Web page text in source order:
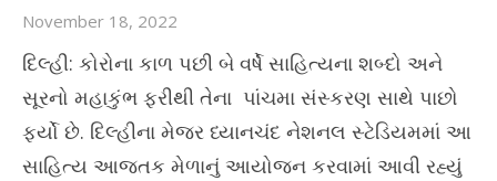
November 18, 2022
દિલ્હી: કોરોના કાળ પછી બે વર્ષે સાહિત્યના શબ્દો અને
સૂરનો મહાકુંભ ફરીથી તેના પાંચમા સંસ્કરણ સાથે પાછો
ફર્યો છે. દિલ્હીના મેજર ધ્યાનચંદ નેશનલ સ્ટેડિયમમાં આ
સાહિત્ય આજતક મેળાનું આયોજન કરવામાં આવી રહ્યું